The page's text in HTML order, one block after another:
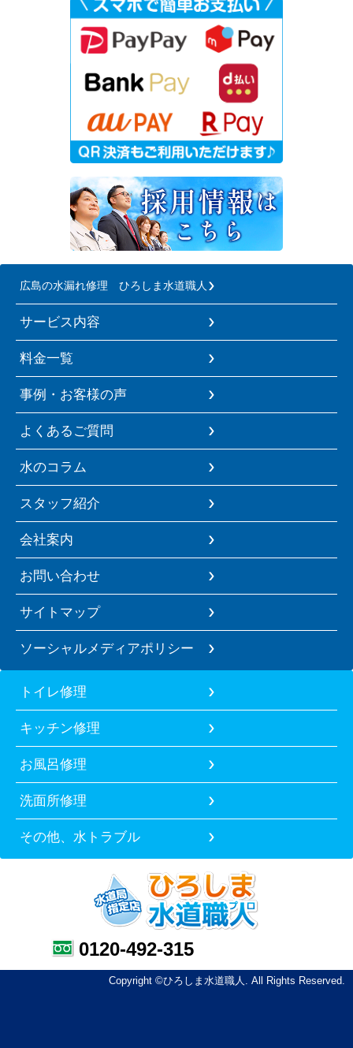
広島の水漏れ修理 ひろしま水道職人
サービス内容
料金一覧
事例・お客様の声
よくあるご質問
水のコラム
スタッフ紹介
会社案内
お問い合わせ
サイトマップ
ソーシャルメディアポリシー
トイレ修理
キッチン修理
お風呂修理
洗面所修理
その他、水トラブル
0120-492-315
Copyright ©ひろしま水道職人. All Rights Reserved.